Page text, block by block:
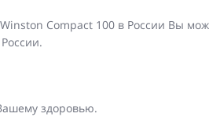
Compact 100 в России Вы
здоровью.